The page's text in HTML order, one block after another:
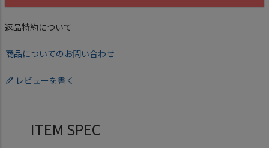
返品特約について
商品についてのお問い合わせ
レビューを書く
ITEM SPEC